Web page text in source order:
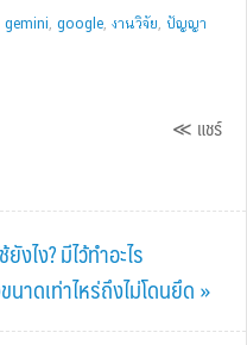
gemini, google, งานวิจัย, ปัญญา
≪ แชร์
ไง? มีไว้ทำอะไร
าดเท่าไหร่ถึงไม่โดนยึด »